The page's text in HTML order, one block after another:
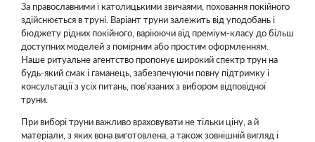
За православними і католицькими звичаями, поховання покійного
здійснюється в труні. Варіант труни залежить від уподобань і
бюджету рідних покійного, варіюючи від преміум-класу до більш
доступних моделей з помірним або простим оформленням.
Наше ритуальне агентство пропонує широкий спектр трун на
будь-який смак і гаманець, забезпечуючи повну підтримку і
консультації з усіх питань, пов'язаних з вибором відповідної
труни.
При виборі труни важливо враховувати не тільки ціну, а й
матеріали, з яких вона виготовлена, а також зовнішній вигляд і